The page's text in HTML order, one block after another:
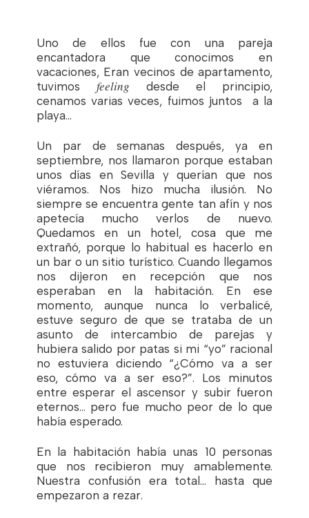
Uno de ellos fue con una pareja
encantadora que conocimos en
vacaciones, Eran vecinos de apartamento,
tuvimos feeling desde el principio,
cenamos varias veces, fuimos juntos a la
playa…
Un par de semanas después, ya en
septiembre, nos llamaron porque estaban
unos días enSevilla y querían que nos
viéramos. Nos hizo mucha ilusión. No
siempre se encuentra gente tan afín y nos
apetecía mucho verlos de nuevo.
Quedamos en un hotel, cosa que me
extrañó, porque lo habitual es hacerlo en
un bar o un sitio turístico. Cuando llegamos
nos dijeron en recepción que nos
esperaban en la habitación. En ese
momento, aunque nunca lo verbalicé,
estuve seguro de que se trataba de un
asunto de intercambio de parejas y
hubiera salido por patas si mi “yo” racional
no estuviera diciendo “¿Cómo va a ser
eso, cómo va a ser eso?”. Los minutos
entre esperar el ascensor y subir fueron
eternos… pero fue mucho peor de lo que
había esperado.
En la habitación había unas 10 personas
que nos recibieron muy amablemente.
Nuestra confusión era total… hasta que
empezaron a rezar.